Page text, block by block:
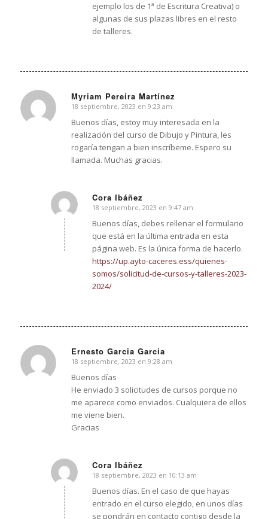
ejemplo los de 1ª de Escritura Creativa) o
algunas de sus plazas libres en el resto
de talleres.
Myriam Pereira Martínez
Dice:
18 septiembre, 2023 en 9:23 am
Buenos días, estoy muy interesada en la
realización del curso de Dibujo y Pintura, les
rogaría tengan a bien inscríbeme. Espero su
llamada. Muchas gracias.
Cora Ibáñez
Dice:
18 septiembre, 2023 en 9:47 am
Buenos días, debes rellenar el formulario
que está en la última entrada en esta
página web. Es la única forma de hacerlo.
https://up.ayto-caceres.ess/quienes-
somos/solicitud-de-cursos-y-talleres-2023-
2024/
Ernesto Garcia Garcia
Dice:
18 septiembre, 2023 en 9:28 am
Buenos días
He enviado 3 solicitudes de cursos porque no
me aparece como enviados. Cualquiera de ellos
me viene bien.
Gracias
Cora Ibáñez
Dice:
18 septiembre, 2023 en 10:13 am
Buenos días. En el caso de que hayas
entrado en el curso elegido, en unos días
se pondrán en contacto contigo desde la